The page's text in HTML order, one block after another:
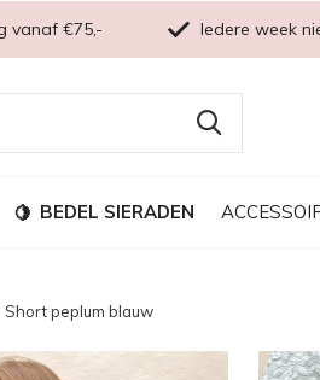
BEDEL SIERADEN
vanaf €75,- Iedere week
Short peplum blauw